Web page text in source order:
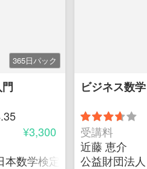
365日パック
¥3,300
本数学検定協会 企画開発部
ビジネス数
受講料
近藤 恵介
公益財団法